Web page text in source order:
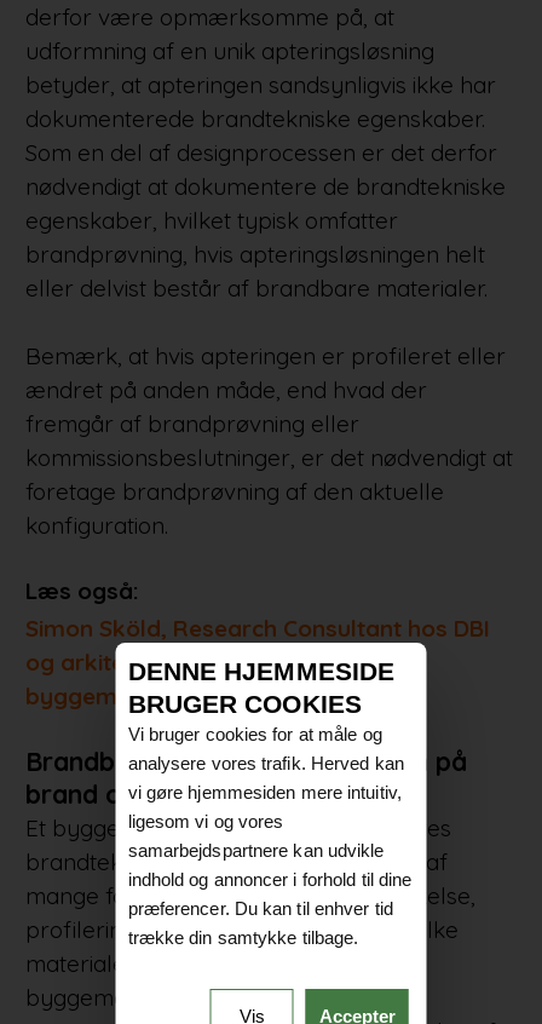
derfor være opmærksomme på, at
udformning af en unik apteringsløsning
betyder, at apteringen sandsynligvis ikke har
dokumenterede brandtekniske egenskaber.
Som en del af designprocessen er det derfor
nødvendigt at dokumentere de brandtekniske
egenskaber, hvilket typisk omfatter
brandprøvning, hvis apteringsløsningen helt
eller delvist består af brandbare materialer.
Bemærk, at hvis apteringen er profileret eller
ændret på anden måde, end hvad der
fremgår af brandprøvning eller
kommissionsbeslutninger, er det nødvendigt at
foretage brandprøvning af den aktuelle
konfiguration.
Læs også:
Simon Sköld, Research Consultant hos DBI
og arkitekt MAA: Svært at genbruge
byggematerialer med brandkrav
Brandbeskyttelsesevne, reaktion på
brand og brandprøvning
Et byggemateriales eller en byggevares
brandtekniske egenskaber afhænger af
mange forskellige forhold, såsom tykkelse,
profileringsgrad, montage samt af, hvilke
materialer der er monteret bag
byggematerialet eller byggevaren.
DENNE HJEMMESIDE
BRUGER COOKIES
Vi bruger cookies for at måle og
analysere vores trafik. Herved kan
vi gøre hjemmesiden mere intuitiv,
ligesom vi og vores
samarbejdspartnere kan udvikle
indhold og annoncer i forhold til dine
præferencer. Du kan til enhver tid
trække din samtykke tilbage.
Vis
Accepter